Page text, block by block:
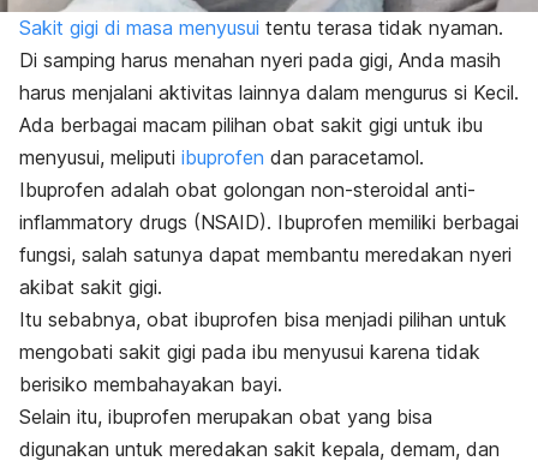
Sakit gigi di masa menyusui tentu terasa tidak nyaman.
Di samping harus menahan nyeri pada gigi, Anda masih
harus menjalani aktivitas lainnya dalam mengurus si Kecil.
Ada berbagai macam pilihan obat sakit gigi untuk ibu
menyusui, meliputi ibuprofen dan paracetamol.
Ibuprofen adalah obat golongan non-steroidal anti-
inflammatory drugs (NSAID). Ibuprofen memiliki berbagai
fungsi, salah satunya dapat membantu meredakan nyeri
akibat sakit gigi.
Itu sebabnya, obat ibuprofen bisa menjadi pilihan untuk
mengobati sakit gigi pada ibu menyusui karena tidak
berisiko membahayakan bayi.
Selain itu, ibuprofen merupakan obat yang bisa
digunakan untuk meredakan sakit kepala, demam, dan